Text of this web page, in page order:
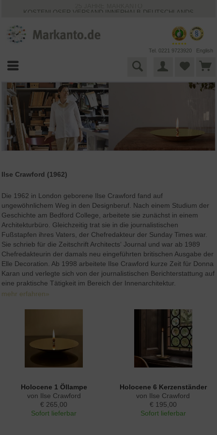
KOSTENLOSER VERSAND INNERHALB DEUTSCHLANDS
VIELFÄLTIGE ZAHLUNGSMÖGLICHKEITEN
BESTPRICE-GARANTIE
Tel. 0221 9723920 English
Ilse Crawford (1962)
Die 1962 in London geborene Ilse Crawford fand auf
ungewöhnlichem Weg in den Designberuf. Nach einem Studium der
Geschichte am Bedford College, arbeitete sie zunächst in einem
Architekturbüro. Gleichzeitig trat sie in die journalistischen
Fußstapfen ihres Vaters, der Chefredakteur der Sunday Times war.
Sie schrieb für die Zeitschrift Architects‘ Journal und war ab 1989
Chefredakteurin der damals neu eingeführten britischen Ausgabe der
Elle Decoration. Ab 1998 arbeitete Ilse Crawford kurze Zeit für Donna
Karan und verlegte sich von der journalistischen Berichterstattung auf
eine praktische Tätigkeit im Bereich der Innenarchitektur.
mehr erfahren»
Holocene 1 Öllampe
von Ilse Crawford
€ 265,00
Sofort lieferbar
Holocene 6 Kerzenständer
von Ilse Crawford
€ 195,00
Sofort lieferbar